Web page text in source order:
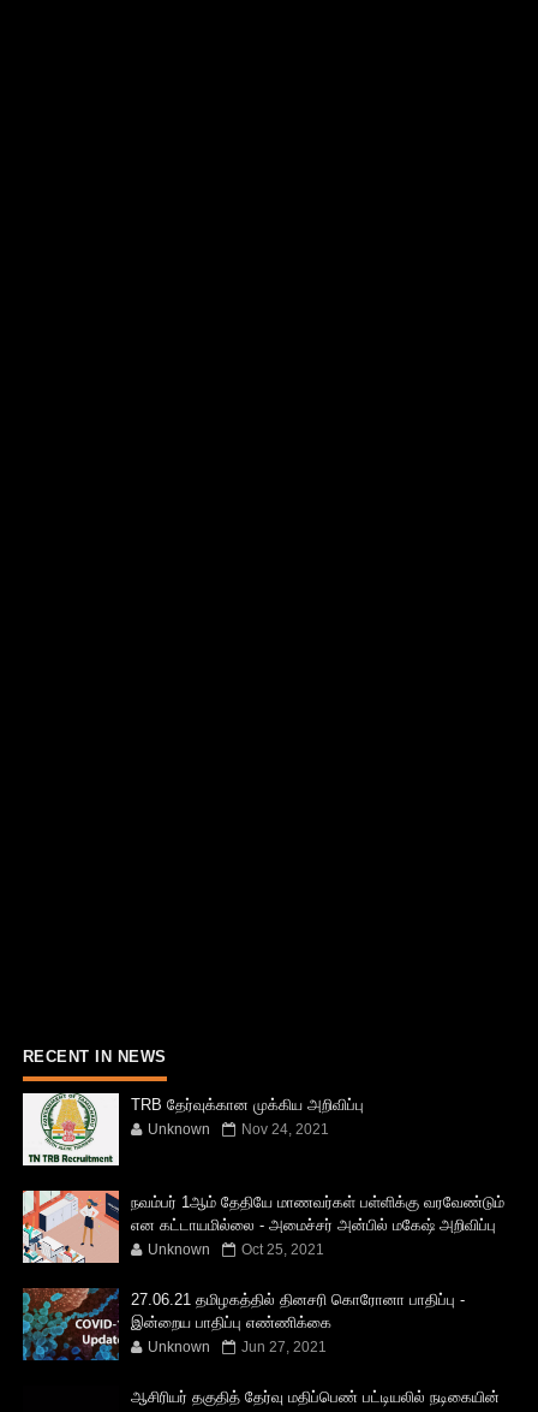
RECENT IN NEWS
TRB தேர்வுக்கான முக்கிய அறிவிப்பு
Unknown Nov 24, 2021
நவம்பர் 1ஆம் தேதியே மாணவர்கள் பள்ளிக்கு வரவேண்டும்
என கட்டாயமில்லை - அமைச்சர் அன்பில் மகேஷ் அறிவிப்பு
Unknown Oct 25, 2021
27.06.21 தமிழகத்தில் தினசரி கொரோனா பாதிப்பு -
இன்றைய பாதிப்பு எண்ணிக்கை
Unknown Jun 27, 2021
ஆசிரியர் தகுதித் தேர்வு மதிப்பெண் பட்டியலில் நடிகையின்